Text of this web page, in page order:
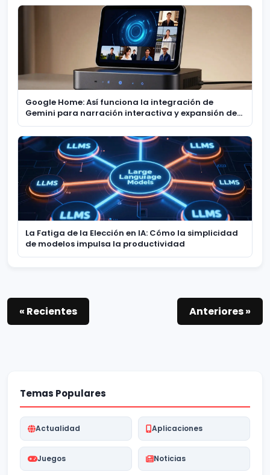
Google Home: Así funciona la integración de
Gemini para narración interactiva y expansión de
cámaras
La Fatiga de la Elección en IA: Cómo la simplicidad
de modelos impulsa la productividad
« Recientes Anteriores »
Temas Populares
Actualidad Aplicaciones
Juegos Noticias